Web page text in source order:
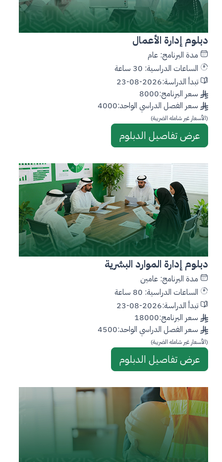
دبلوم إدارة الأعمال
مدة البرنامج: عام
الساعات الدراسية: 30 ساعة
تبدأ الدراسة:2026-08-23
سعر البرنامج:8000
سعر الفصل الدراسي الواحد:4000
(الأسعار غير شامله الضريبة)
عرض تفاصيل الدبلوم
دبلوم إدارة الموارد البشرية
مدة البرنامج: عامين
الساعات الدراسية: 80 ساعة
تبدأ الدراسة:2026-08-23
سعر البرنامج:18000
سعر الفصل الدراسي الواحد:4500
(الأسعار غير شامله الضريبة)
عرض تفاصيل الدبلوم